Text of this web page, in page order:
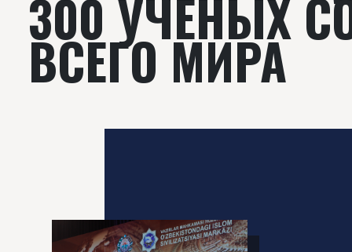
300 УЧЕНЫХ
ВСЕГО МИРА